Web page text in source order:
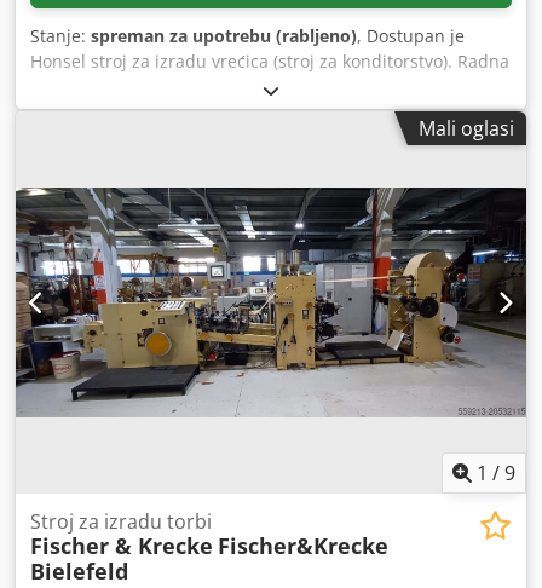
Stanje: spreman za upotrebu (rabljeno), Dostupan je
Honsel stroj za izradu vrećica (stroj za konditorstvo). Radna
širina: 500 mm, zatvaranje omotom: jednostrano. Uključuje
dodavač s prirubnicom od kartona. Sustav je djelomično
demontiran. Zupčaste remene treba zategnuti i neke od
moraju se ugraditi. Moguć je obilazak na licu mjesta.
Crjdpfx Agevtqrljkjf
Mali oglasi
1 /9
Stroj za izradu torbi
Fischer & Krecke Fischer&Krecke
Bielefeld